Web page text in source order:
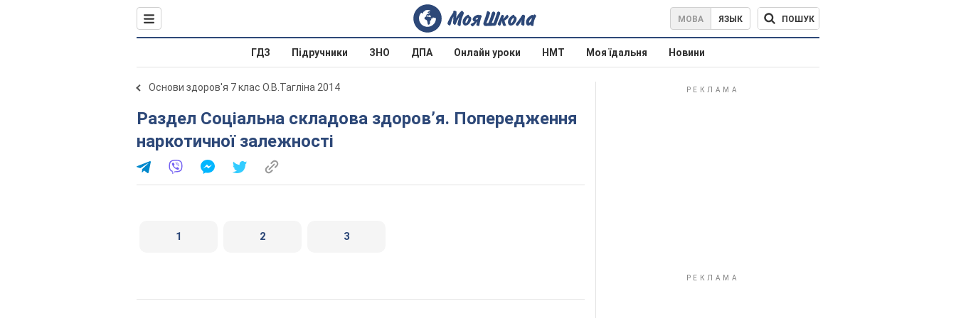
МОВА ЯЗЫК ПОШУК
ГДЗ Підручники ЗНО ДПА Онлайн уроки НМТ Моя їдальня Новини
Основи здоров'я 7 клас О.В.Тагліна 2014
Раздел Соціальна складова здоров’я. Попередження
наркотичної залежності
1 2 3